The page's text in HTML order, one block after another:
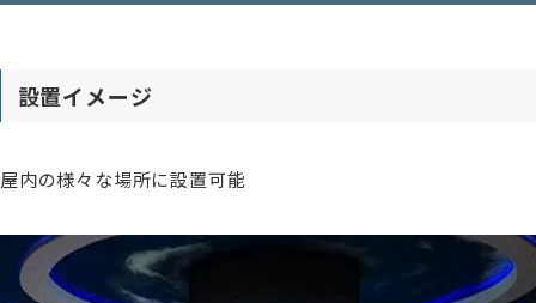
設置イメージ
屋内の様々な場所に設置可能